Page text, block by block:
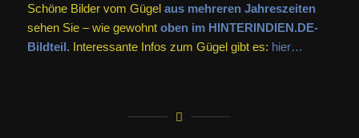
Schöne Bilder vom Gügel aus mehreren Jahreszeiten
sehen Sie – wie gewohnt oben im HINTERINDIEN.DE-
Bildteil. Interessante Infos zum Gügel gibt es: hier…